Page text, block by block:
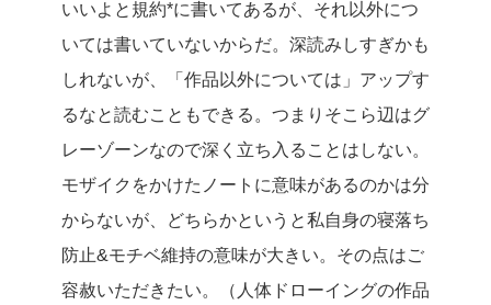
いいよと規約*に書いてあるが、それ以外につ
いては書いていないからだ。深読みしすぎかも
しれないが、「作品以外については」アップす
るなと読むこともできる。つまりそこら辺はグ
レーゾーンなので深く立ち入ることはしない。
モザイクをかけたノートに意味があるのかは分
からないが、どちらかというと私自身の寝落ち
防止&モチベ維持の意味が大きい。その点はご
容赦いただきたい。（人体ドローイングの作品